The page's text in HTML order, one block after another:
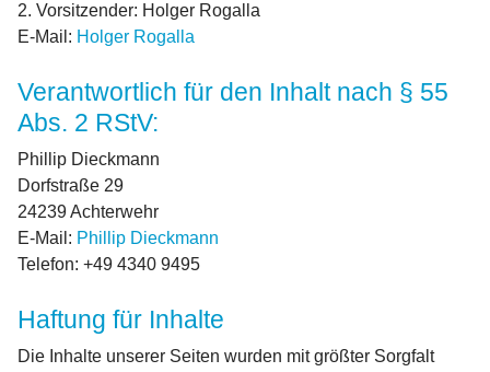
2. Vorsitzender: Holger Rogalla
E-Mail: Holger Rogalla
Verantwortlich für den Inhalt nach § 55
Abs. 2 RStV:
Phillip Dieckmann
Dorfstraße 29
24239 Achterwehr
E-Mail: Phillip Dieckmann
Telefon: +49 4340 9495
Haftung für Inhalte
Die Inhalte unserer Seiten wurden mit größter Sorgfalt